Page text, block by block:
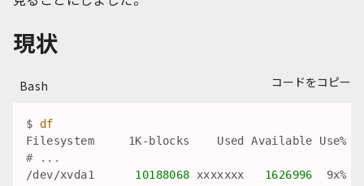
現状
コードをコピー
Bash
$ df
# ...
/dev/xvda1 10188068 xxxxxxx 1626996
  9x% /